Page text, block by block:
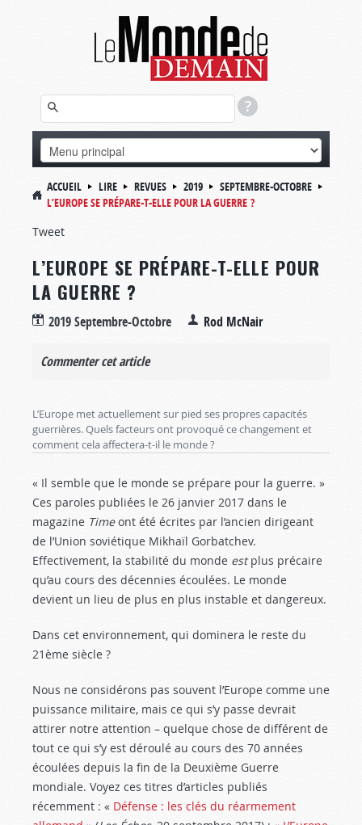
ACCUEIL LIRE REVUES 2019
SEPTEMBRE-OCTOBRE
L’EUROPE SE PRÉPARE-T-ELLE POUR LA GUERRE ?
Tweet
L’EUROPE SE PRÉPARE-T-ELLE POUR
LA GUERRE ?
2019 Septembre-Octobre Rod McNair
Commenter cet article
L’Europe met actuellement sur pied ses propres capacités
guerrières. Quels facteurs ont provoqué ce changement et
comment cela affectera-t-il le monde ?
« Il semble que le monde se prépare pour la guerre. »
Ces paroles publiées le 26 janvier 2017 dans le
magazine Timeont été écrites par l’ancien dirigeant
de l’Union soviétique Mikhaïl Gorbatchev.
Effectivement, la stabilité du monde estplus précaire
qu’au cours des décennies écoulées. Le monde
devient un lieu de plus en plus instable et dangereux.
Dans cet environnement, qui dominera le reste du
21ème siècle ?
Nous ne considérons pas souvent l’Europe comme une
puissance militaire, mais ce qui s’y passe devrait
attirer notre attention – quelque chose de différent de
tout ce qui s’y est déroulé au cours des 70 années
écoulées depuis la fin de la Deuxième Guerre
mondiale. Voyez ces titres d’articles publiés
récemment : « Défense : les clés du réarmement